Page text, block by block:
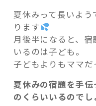
これからの
記事検索
夏休みって長いよ
ります
月後半になると、
いるのは子ども。
子どもよりもママだ
夏休みの宿題を手
のくらいいるのでし